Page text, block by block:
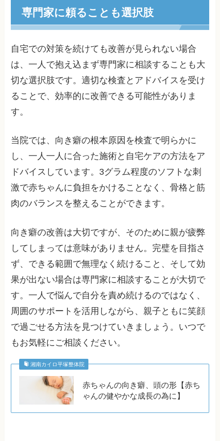
専門家に頼ることも選択肢
自宅での対策を続けても改善が見られない場合
は、一人で抱え込まず専門家に相談することも大
切な選択肢です。適切な検査とアドバイスを受け
ることで、効率的に改善できる可能性がありま
す。
当院では、向き癖の根本原因を検査で明らかに
し、一人一人に合った施術と自宅ケアの方法をア
ドバイスしています。3グラム程度のソフトな刺
激で赤ちゃんに負担をかけることなく、骨格と筋
肉のバランスを整えることができます。
向き癖の改善は大切ですが、そのために親が疲弊
してしまっては意味がありません。完璧を目指さ
ず、できる範囲で無理なく続けること、そして効
果が出ない場合は専門家に相談することが大切で
す。一人で悩んで自分を責め続けるのではなく、
周囲のサポートを活用しながら、親子ともに笑顔
で過ごせる方法を見つけていきましょう。いつで
もお気軽にご相談ください。
湘南カイロ平塚整体院
赤ちゃんの向き癖、頭の形【赤ち
ゃんの健やかな成長の為に】